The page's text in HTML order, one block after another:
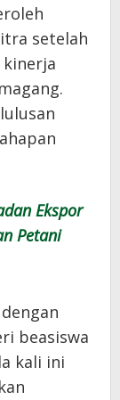
setelah
Ekspor
Petani
beasiswa
kali ini